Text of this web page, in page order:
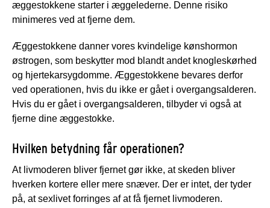
æggestokkene starter i æggelederne. Denne risiko
minimeres ved at fjerne dem.
Æggestokkene danner vores kvindelige kønshormon
østrogen, som beskytter mod blandt andet knogleskørhed
og hjertekarsygdomme. Æggestokkene bevares derfor
ved operationen, hvis du ikke er gået i overgangsalderen.
Hvis du er gået i overgangsalderen, tilbyder vi også at
fjerne dine æggestokke.
Hvilken betydning får operationen?
At livmoderen bliver fjernet gør ikke, at skeden bliver
hverken kortere eller mere snæver. Der er intet, der tyder
på, at sexlivet forringes af at få fjernet livmoderen.